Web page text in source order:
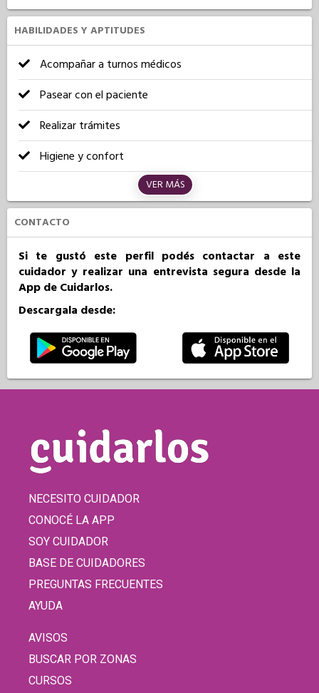
HABILIDADES Y APTITUDES
Acompañar a turnos médicos
Pasear con el paciente
Realizar trámites
Higiene y confort
VER MÁS
CONTACTO
Si te gustó este perfil podés contactar a este
cuidador y realizar una entrevista segura desde la
App de Cuidarlos.
Descargala desde:
NECESITO CUIDADOR
CONOCÉ LA APP
SOY CUIDADOR
BASE DE CUIDADORES
PREGUNTAS FRECUENTES
AYUDA
AVISOS
BUSCAR POR ZONAS
CURSOS